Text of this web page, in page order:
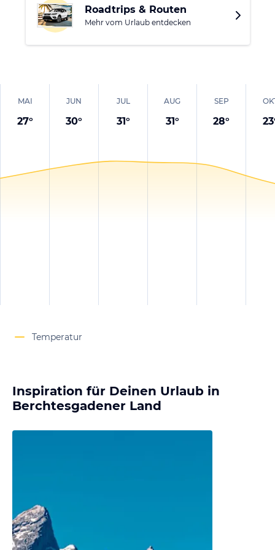
Roadtrips & Routen
Mehr vom Urlaub entdecken
MAI
27°
JUN
30°
JUL
31°
AUG
31°
SEP
28° 23
Temperatur
Inspiration für Deinen Urlaub in
Berchtesgadener Land